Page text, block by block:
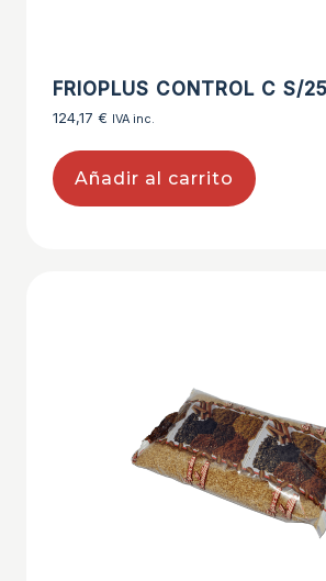
FRIOPLUS CONTROL C S/
124,17 € IVA inc.
Añadir al carrito